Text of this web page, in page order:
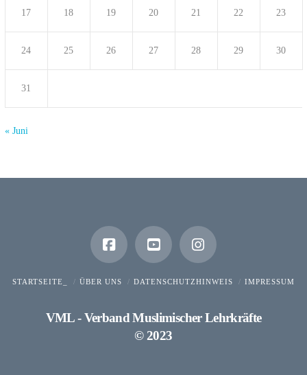
17 18 19 20 21 22 23
24 25 26 27 28 29 30
31
« Juni
STARTSEITE_ ÜBER UNS DATENSCHUTZHINWEIS IMPRESSUM
VML - Verband Muslimischer Lehrkräfte
© 2023